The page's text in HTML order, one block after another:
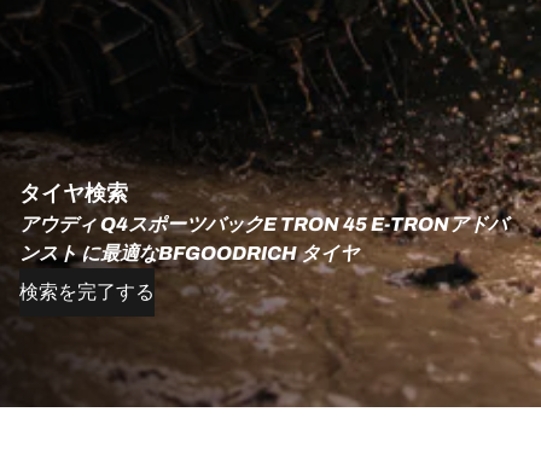
タイヤ検索
アウディ Q4スポーツバックE TRON 45 E-TRONアドバ
ンスト に最適なBFGOODRICH タイヤ
検索を完了する